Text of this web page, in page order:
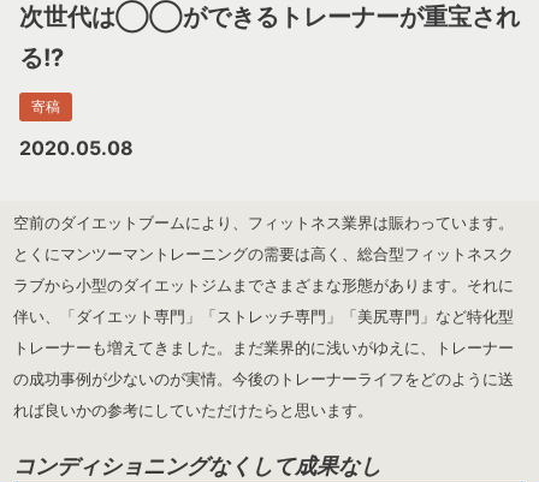
次世代は◯◯ができるトレーナーが重宝され
る!?
寄稿
2020.05.08
空前のダイエットブームにより、フィットネス業界は賑わっています。
とくにマンツーマントレーニングの需要は高く、総合型フィットネスク
ラブから小型のダイエットジムまでさまざまな形態があります。それに
伴い、「ダイエット専門」「ストレッチ専門」「美尻専門」など特化型
トレーナーも増えてきました。まだ業界的に浅いがゆえに、トレーナー
の成功事例が少ないのが実情。今後のトレーナーライフをどのように送
れば良いかの参考にしていただけたらと思います。
コンディショニングなくして成果なし